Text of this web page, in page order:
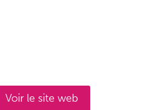
Voir le site web